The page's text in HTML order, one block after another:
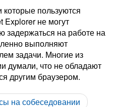
пользуются
Explorer не могут
задержаться на работе на
выполняют
задачи. Многие из
думали, что не обладают
другим браузером.
на собеседовании